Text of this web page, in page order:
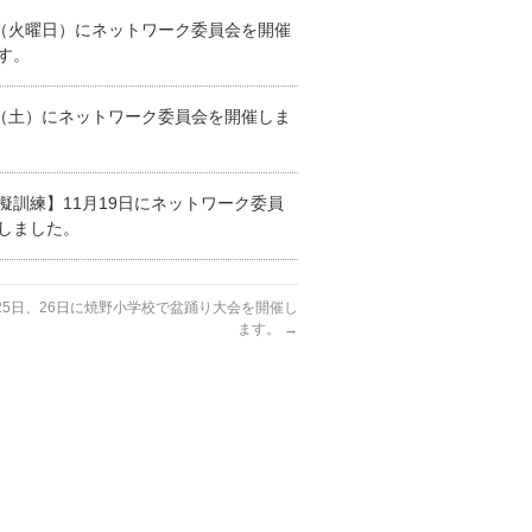
火曜日）にネットワーク委員会を開催
。
土）にネットワーク委員会を開催しま
訓練】11月19日にネットワーク委員
ました。
日、26日に焼野小学校で盆踊り大会を開催し
ます。
→